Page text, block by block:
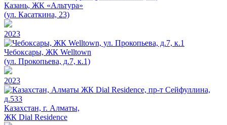
Казань, ЖК «Альтура»
(ул. Касаткина, 23)
2023
Чебоксары, ЖК Welltown
(ул. Прокопьева, д.7, к.1)
2023
Казахстан, г. Алматы,
ЖК Dial Residence